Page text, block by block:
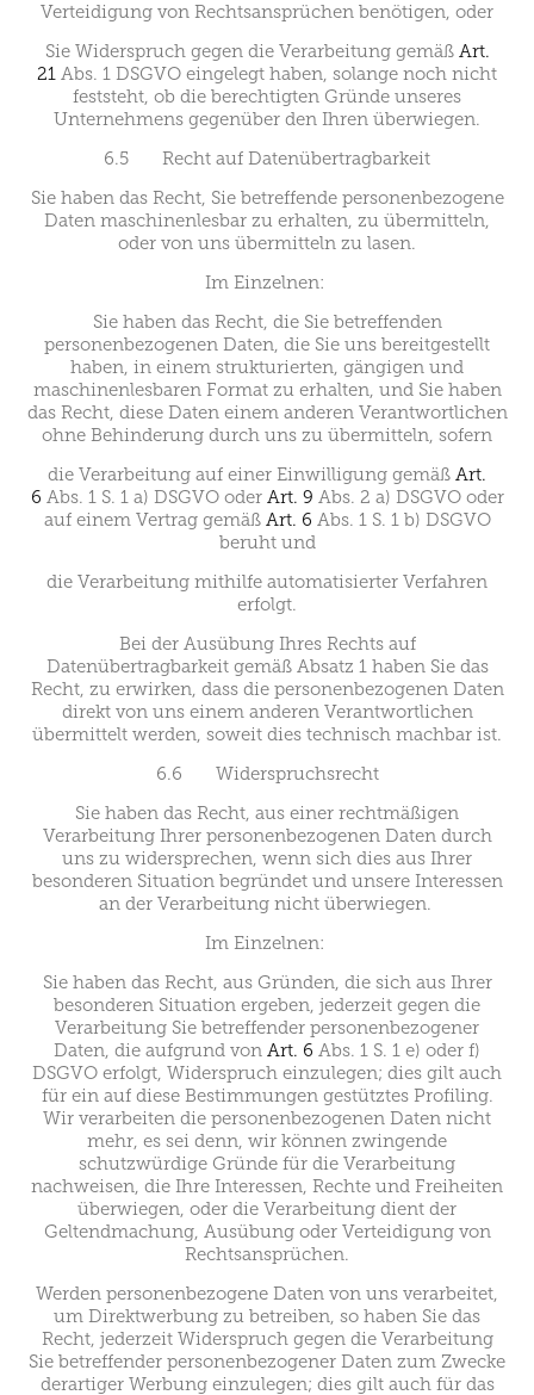
Verteidigung von Rechtsansprüchen benötigen, oder
Sie Widerspruch gegen die Verarbeitung gemäß Art.
21 Abs. 1 DSGVO eingelegt haben, solange noch nicht
feststeht, ob die berechtigten Gründe unseres
Unternehmens gegenüber den Ihren überwiegen.
6.5 Recht auf Datenübertragbarkeit
Sie haben das Recht, Sie betreffende personenbezogene
Daten maschinenlesbar zu erhalten, zu übermitteln,
oder von uns übermitteln zu lasen.
Im Einzelnen:
Sie haben das Recht, die Sie betreffenden
personenbezogenen Daten, die Sie uns bereitgestellt
haben, in einem strukturierten, gängigen und
maschinenlesbaren Format zu erhalten, und Sie haben
das Recht, diese Daten einem anderen Verantwortlichen
ohne Behinderung durch uns zu übermitteln, sofern
die Verarbeitung auf einer Einwilligung gemäß Art.
6 Abs. 1 S. 1 a) DSGVO oder Art. 9 Abs. 2 a) DSGVO oder
auf einem Vertrag gemäß Art. 6 Abs. 1 S. 1 b) DSGVO
beruht und
die Verarbeitung mithilfe automatisierter Verfahren
erfolgt.
Bei der Ausübung Ihres Rechts auf
Datenübertragbarkeit gemäß Absatz 1 haben Sie das
Recht, zu erwirken, dass die personenbezogenen Daten
direkt von uns einem anderen Verantwortlichen
übermittelt werden, soweit dies technisch machbar ist.
6.6 Widerspruchsrecht
Sie haben das Recht, aus einer rechtmäßigen
Verarbeitung Ihrer personenbezogenen Daten durch
uns zu widersprechen, wenn sich dies aus Ihrer
besonderen Situation begründet und unsere Interessen
an der Verarbeitung nicht überwiegen.
Im Einzelnen:
Sie haben das Recht, aus Gründen, die sich aus Ihrer
besonderen Situation ergeben, jederzeit gegen die
Verarbeitung Sie betreffender personenbezogener
Daten, die aufgrund von Art. 6 Abs. 1 S. 1 e) oder f)
DSGVO erfolgt, Widerspruch einzulegen; dies gilt auch
für ein auf diese Bestimmungen gestütztes Profiling.
Wir verarbeiten die personenbezogenen Daten nicht
mehr, es sei denn, wir können zwingende
schutzwürdige Gründe für die Verarbeitung
nachweisen, die Ihre Interessen, Rechte und Freiheiten
überwiegen, oder die Verarbeitung dient der
Geltendmachung, Ausübung oder Verteidigung von
Rechtsansprüchen.
Werden personenbezogene Daten von uns verarbeitet,
um Direktwerbung zu betreiben, so haben Sie das
Recht, jederzeit Widerspruch gegen die Verarbeitung
Sie betreffender personenbezogener Daten zum Zwecke
derartiger Werbung einzulegen; dies gilt auch für das